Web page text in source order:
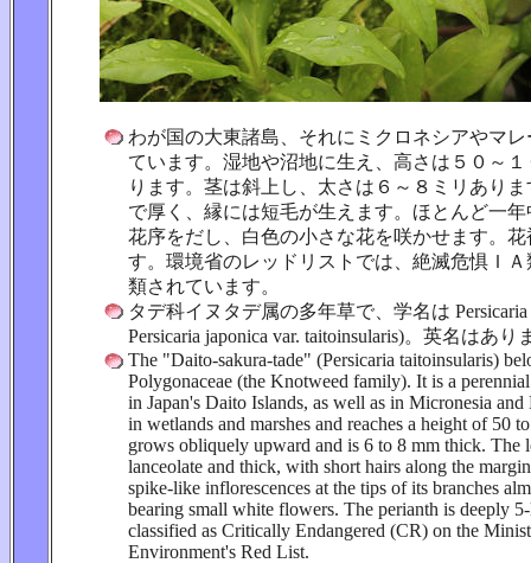
わが国の大東諸島、それにミクロネシアやマ
ています。湿地や沼地に生え、高さは５０～
ります。茎は斜上し、太さは６～８ミリあり
で厚く、縁には短毛が生えます。ほとんど一
花序をだし、白色の小さな花を咲かせます。
す。環境省のレッドリストでは、絶滅危惧Ｉ
類されています。
タデ科イヌタデ属の多年草で、学名は Persicaria
Persicaria japonica var. taitoinsularis)。英名はあり
The "Daito-sakura-tade" (Persicaria taitoinsularis)
Polygonaceae (the Knotweed family). It is a
in Japan's Daito Islands, as well as in Micronesia
in wetlands and marshes and reaches a height of 50
grows obliquely upward and is 6 to 8 mm thick. The
lanceolate and thick, with short hairs along the
spike-like inflorescences at the tips of its branches
bearing small white flowers. The perianth is deeply
classified as Critically Endangered (CR) on the
Environment's Red List.